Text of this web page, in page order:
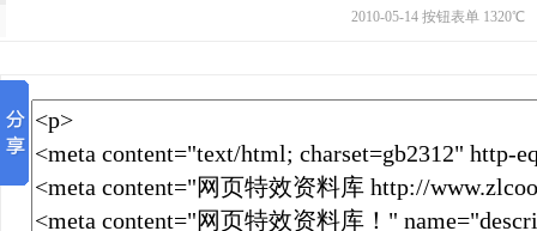
2010-05-14 按钮表单 1320℃